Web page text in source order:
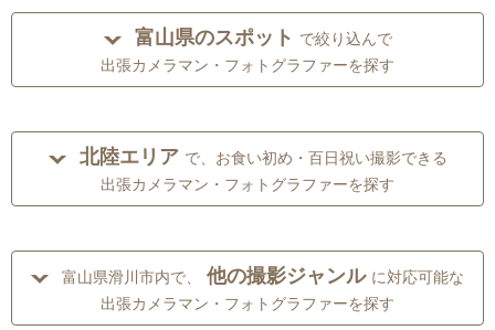
富山県のスポット で絞り込んで
出張カメラマン・フォトグラファーを探す
北陸エリア で、お食い初め・百日祝い撮影できる
出張カメラマン・フォトグラファーを探す
富山県滑川市内で、 他の撮影ジャンル に対応可能な
出張カメラマン・フォトグラファーを探す